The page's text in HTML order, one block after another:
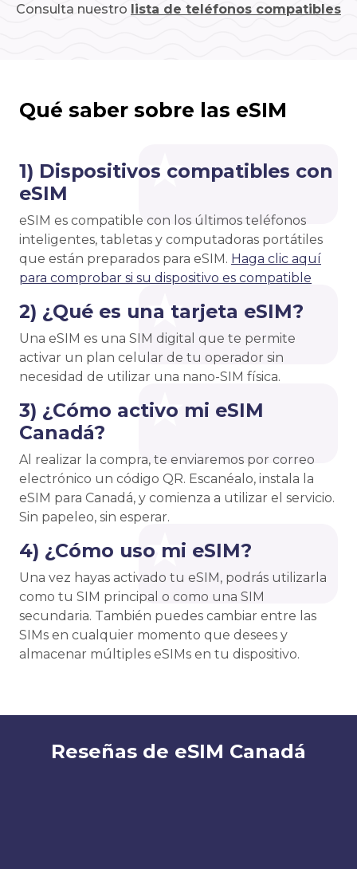
Consulta nuestro lista de teléfonos compatibles
Qué saber sobre las eSIM
1) Dispositivos compatibles con
eSIM
eSIM es compatible con los últimos teléfonos
inteligentes, tabletas y computadoras portátiles
que están preparados para eSIM. Haga clic aquí
para comprobar si su dispositivo es compatible
2) ¿Qué es una tarjeta eSIM?
Una eSIM es una SIM digital que te permite
activar un plan celular de tu operador sin
necesidad de utilizar una nano-SIM física.
3) ¿Cómo activo mi eSIM
Canadá?
Al realizar la compra, te enviaremos por correo
electrónico un código QR. Escanéalo, instala la
eSIM para Canadá, y comienza a utilizar el servicio.
Sin papeleo, sin esperar.
4) ¿Cómo uso mi eSIM?
Una vez hayas activado tu eSIM, podrás utilizarla
como tu SIM principal o como una SIM
secundaria. También puedes cambiar entre las
SIMs en cualquier momento que desees y
almacenar múltiples eSIMs en tu dispositivo.
Reseñas de eSIM Canadá